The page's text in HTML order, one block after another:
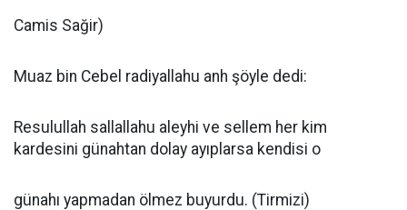
Camis Sağir)
Muaz bin Cebel radiyallahu anh şöyle dedi:
Resulullah sallallahu aleyhi ve sellem her kim
kardesini günahtan dolay ayıplarsa kendisi o
günahı yapmadan ölmez buyurdu. (Tirmizi)